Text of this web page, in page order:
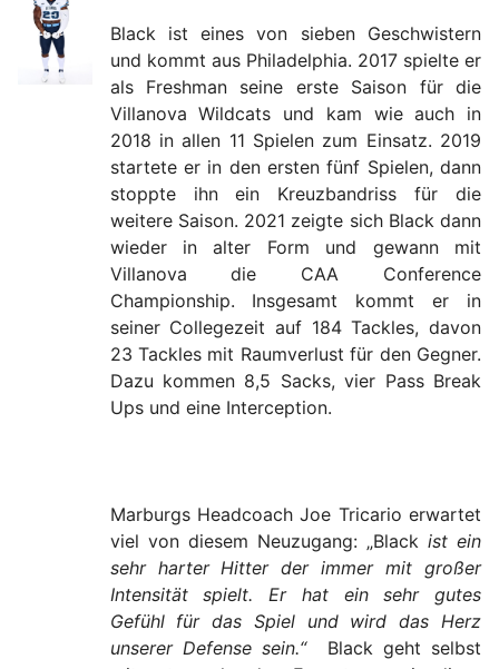
Black ist eines von sieben Geschwistern
und kommt aus Philadelphia. 2017 spielte er
als Freshman seine erste Saison für die
Villanova Wildcats und kam wie auch in
2018 in allen 11 Spielen zum Einsatz. 2019
startete er in den ersten fünf Spielen, dann
stoppte ihn ein Kreuzbandriss für die
weitere Saison. 2021 zeigte sich Black dann
wieder in alter Form und gewann mit
Villanova die CAA Conference
Championship. Insgesamt kommt er in
seiner Collegezeit auf 184 Tackles, davon
23 Tackles mit Raumverlust für den Gegner.
Dazu kommen 8,5 Sacks, vier Pass Break
Ups und eine Interception.
Marburgs Headcoach Joe Tricario erwartet
viel von diesem Neuzugang: „Blackist ein
sehr harter Hitter der immer mit großer
Intensität spielt. Er hat ein sehr gutes
Gefühl für das Spiel und wird das Herz
unserer Defense sein.“ Black geht selbst